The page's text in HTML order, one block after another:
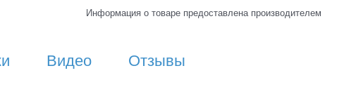
Информация о товаре предоставлена производителем
Видео Отзывы